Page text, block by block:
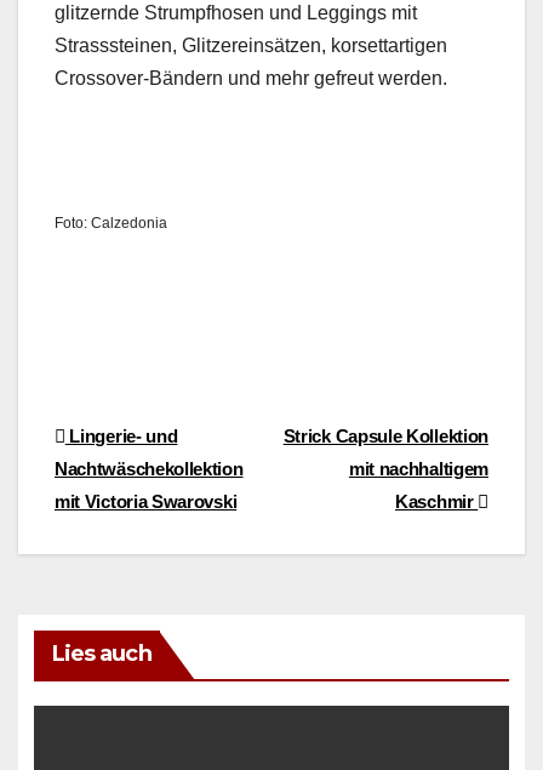
glitzernde Strumpfho­sen und Leg­gings mit
Strasssteinen, Glitzere­in­sätzen, korset­tar­ti­gen
Crossover-Bän­dern und mehr gefreut wer­den.
Foto: Calze­do­nia
Beitragsnavigation
Strick Capsule Kollektion
mit nachhaltigem
Kaschmir
Lingerie- und
Nachtwäschekollektion
mit Victoria Swarovski
Lies auch